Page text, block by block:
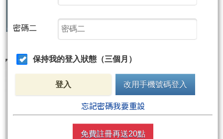
密碼二
保持我的登入狀態（三個月）
登入 改用手機號碼登入
忘記密碼我要重設
免費註冊再送20點